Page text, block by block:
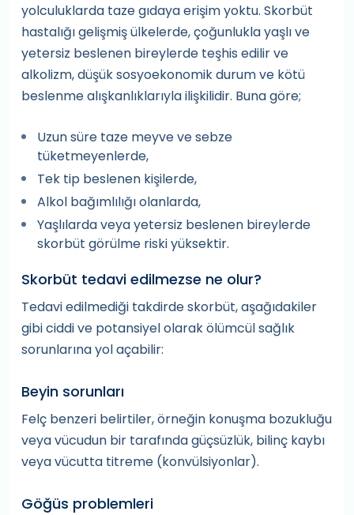
yolculuklarda taze gıdaya erişim yoktu. Skorbüt
hastalığı gelişmiş ülkelerde, çoğunlukla yaşlı ve
yetersiz beslenen bireylerde teşhis edilir ve
alkolizm, düşük sosyoekonomik durum ve kötü
beslenme alışkanlıklarıyla ilişkilidir. Buna göre;
Uzun süre taze meyve ve sebze
tüketmeyenlerde,
Tek tip beslenen kişilerde,
Alkol bağımlılığı olanlarda,
Yaşlılarda veya yetersiz beslenen bireylerde
skorbüt görülme riski yüksektir.
Skorbüt tedavi edilmezse ne olur?
Tedavi edilmediği takdirde skorbüt, aşağıdakiler
gibi ciddi ve potansiyel olarak ölümcül sağlık
sorunlarına yol açabilir:
Beyin sorunları
Felç benzeri belirtiler, örneğin konuşma bozukluğu
veya vücudun bir tarafında güçsüzlük, bilinç kaybı
veya vücutta titreme (konvülsiyonlar).
Göğüs problemleri